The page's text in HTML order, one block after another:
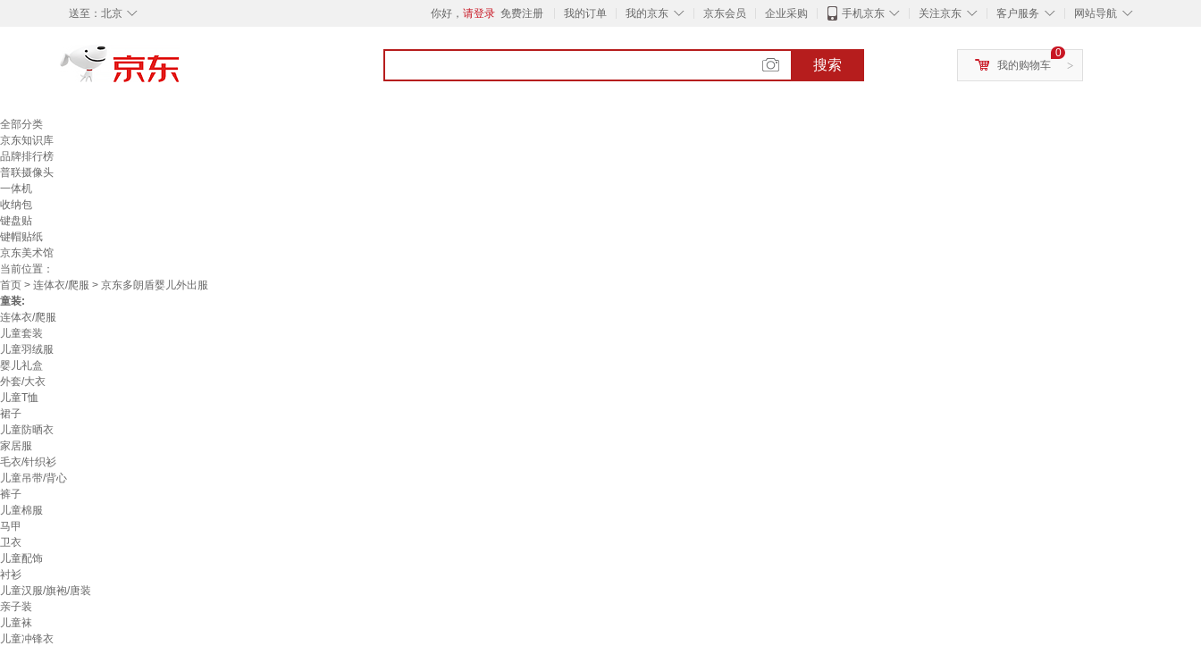
◇
送至： 北京 你好， 请登录 免费注册 我的订单 ◇
我的京东 京东会员 企业采购 ◇
手机京东 ◇
关注京东 ◇
客户服务 ◇
网站导航
搜索 >
0
我的购物车
全部分类
京东知识库
品牌排行榜
普联摄像头
一体机
收纳包
键盘贴
键帽贴纸
京东美术馆
当前位置：
首页 > 连体衣/爬服 > 京东多朗盾婴儿外出服
童装:
连体衣/爬服
儿童套装
儿童羽绒服
婴儿礼盒
外套/大衣
儿童T恤
裙子
儿童防晒衣
家居服
毛衣/针织衫
儿童吊带/背心
裤子
儿童棉服
马甲
卫衣
儿童配饰
衬衫
儿童汉服/旗袍/唐装
亲子装
儿童袜
儿童冲锋衣